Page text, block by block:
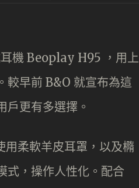
機 Beoplay H95 ，用上
較早前 B&O 就宣布為這
更有多選擇。
用柔軟羊皮耳罩，以及橢
式，操作人性化。配合